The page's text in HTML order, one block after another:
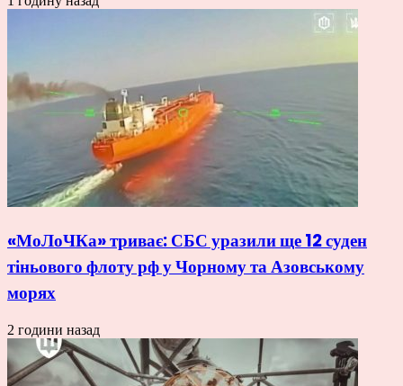
«МоЛоЧКа» триває: СБС уразили ще 12 суден
тіньового флоту рф у Чорному та Азовському
морях
2 години назад